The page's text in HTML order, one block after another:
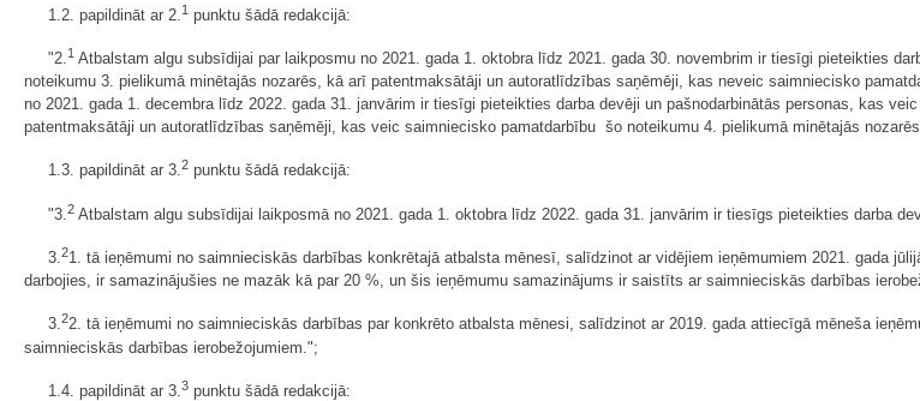
1.2. papildināt ar 2. 1 punktu šādā redakcijā:
"2.1 Atbalstam algu subsīdijai par laikposmu no 2021. gada 1. oktobra līdz 2021. gada 30. novembrim ir tiesīgi pieteikties
noteikumu 3. pielikumā minētajās nozarēs, kā arī patentmaksātāji un autoratlīdzības saņēmēji, kas neveic saimniecisko
no 2021. gada 1. decembra līdz 2022. gada 31. janvārim ir tiesīgi pieteikties darba devēji un pašnodarbinātās personas, kas
patentmaksātāji un autoratlīdzības saņēmēji, kas veic saimniecisko pamatdarbību šo noteikumu 4. pielikumā minētajās
1.3. papildināt ar 3.2 punktu šādā redakcijā:
"3. 2 Atbalstam algu subsīdijai laikposmā no 2021. gada 1. oktobra līdz 2022. gada 31. janvārim ir tiesīgs pieteikties darba
3.21. tā ieņēmumi no saimnieciskās darbības konkrētajā atbalsta mēnesī, salīdzinot ar vidējiem ieņēmumiem 2021. gada
darbojies, ir samazinājušies ne mazāk kā par 20 %, un šis ieņēmumu samazinājums ir saistīts ar saimnieciskās darbības
3.22. tā ieņēmumi no saimnieciskās darbības par konkrēto atbalsta mēnesi, salīdzinot ar 2019. gada attiecīgā mēneša
saimnieciskās darbības ierobežojumiem.";
1.4. papildināt ar 3. 3 punktu šādā redakcijā: